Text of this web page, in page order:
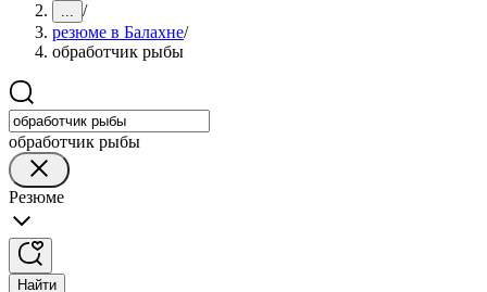
... /
резюме в Балахне/
обработчик рыбы
обработчик рыбы
Резюме
Найти